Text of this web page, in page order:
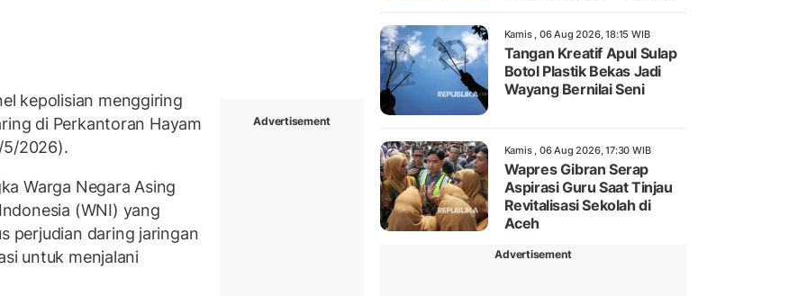
kepolisian menggiring
di Perkantoran Hayam
5/2026).
Warga Negara Asing
(WNI) yang
perjudian daring jaringan
untuk menjalani
Advertisement
Kamis , 06 Aug 2026, 18:15 WIB
Tangan Kreatif Apul Sulap
Botol Plastik Bekas Jadi
Wayang Bernilai Seni
Kamis , 06 Aug 2026, 17:30 WIB
Wapres Gibran Serap
Aspirasi Guru Saat Tinjau
Revitalisasi Sekolah di
Aceh
Advertisement